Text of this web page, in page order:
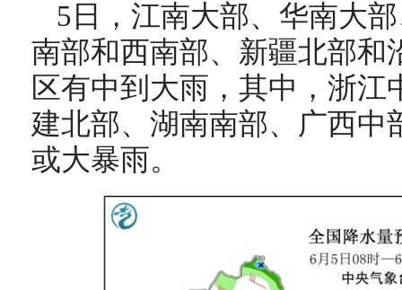
5日，江南大部、华南大
南部和西南部、新疆北部和
区有中到大雨，其中，浙
建北部、湖南南部、广西中
或大暴雨。